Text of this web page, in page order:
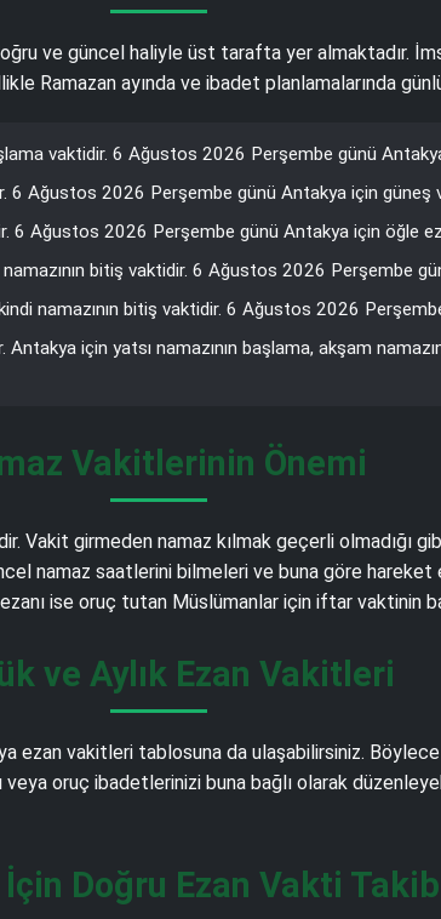
ve güncel haliyle üst tarafta yer almaktadır.
Ramazan ayında ve ibadet planlamalarında
vaktidir. 6 Ağustos 2026 Perşembe günü
6 Ağustos 2026 Perşembe günü Antakya için güneş
6 Ağustos 2026 Perşembe günü Antakya için öğle
bitiş vaktidir. 6 Ağustos 2026 Perşembe
namazının bitiş vaktidir. 6 Ağustos 2026
Antakya için yatsı namazının başlama, akşam
Vakitlerinin Önemi
Vakit girmeden namaz kılmak geçerli olmadığı
namaz saatlerini bilmeleri ve buna göre
ise oruç tutan Müslümanlar için iftar vaktinin
ve Aylık Ezan Vakitleri
ezan vakitleri tablosuna da ulaşabilirsiniz.
veya oruç ibadetlerinizi buna bağlı olarak
Doğru Ezan Vakti